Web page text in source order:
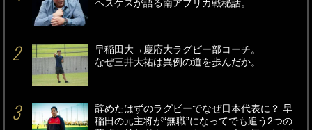
ヘスケスが語る南アフリカ戦秘話。
早稲田大→慶応大ラグビー部コーチ。
なぜ三井大祐は異例の道を歩んだか。
辞めたはずのラグビーでなぜ日本代表に？ 早
稲田の元主将が“無職”になってでも追う2つの